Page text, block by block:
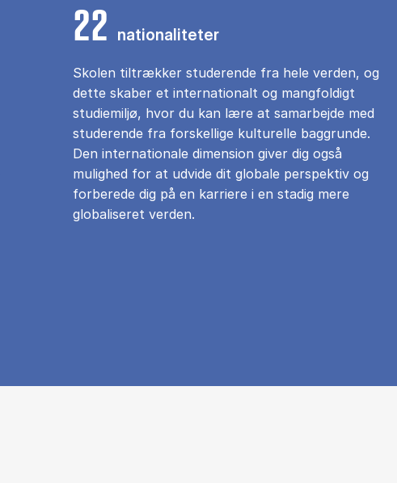
22 nationaliteter
Skolen tiltrækker studerende fra hele verden, og
dette skaber et internationalt og mangfoldigt
studiemiljø, hvor du kan lære at samarbejde med
studerende fra forskellige kulturelle baggrunde.
Den internationale dimension giver dig også
mulighed for at udvide dit globale perspektiv og
forberede dig på en karriere i en stadig mere
globaliseret verden.